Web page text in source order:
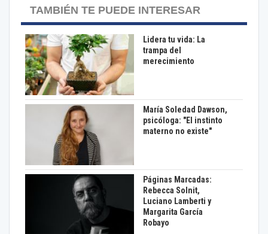
TAMBIÉN TE PUEDE INTERESAR
Lidera tu vida: La
trampa del
merecimiento
María Soledad Dawson,
psicóloga: "El instinto
materno no existe"
Páginas Marcadas:
Rebecca Solnit,
Luciano Lamberti y
Margarita García
Robayo